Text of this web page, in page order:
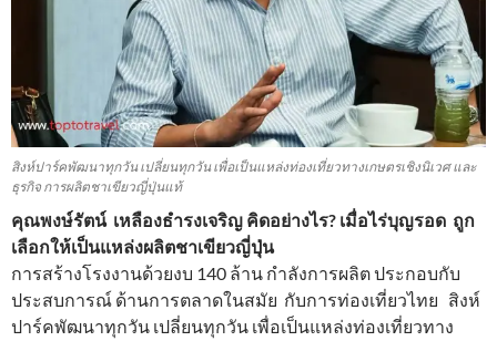
สิงห์ปาร์คพัฒนาทุกวัน เปลี่ยนทุกวัน เพื่อเป็นแหล่งท่องเที่ยวทางเกษตรเชิงนิเวศ และ
ธุรกิจ การผลิตชาเขียวญี่ปุ่นแท้
คุณพงษ์รัตน์ เหลืองธำรงเจริญ คิดอย่างไร? เมื่อไร่บุญรอด ถูก
เลือกให้เป็นแหล่งผลิตชาเขียวญี่ปุ่น
การสร้างโรงงานด้วยงบ 140 ล้าน กำลังการผลิต ประกอบกับ
ประสบการณ์ ด้านการตลาดในสมัย กับการท่องเที่ยวไทย สิงห์
ปาร์คพัฒนาทุกวัน เปลี่ยนทุกวัน เพื่อเป็นแหล่งท่องเที่ยวทาง